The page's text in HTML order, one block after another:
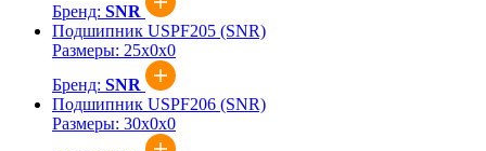
Бренд: SNR
Подшипник USPF205 (SNR)
Размеры: 25x0x0
Бренд: SNR
Подшипник USPF206 (SNR)
Размеры: 30x0x0